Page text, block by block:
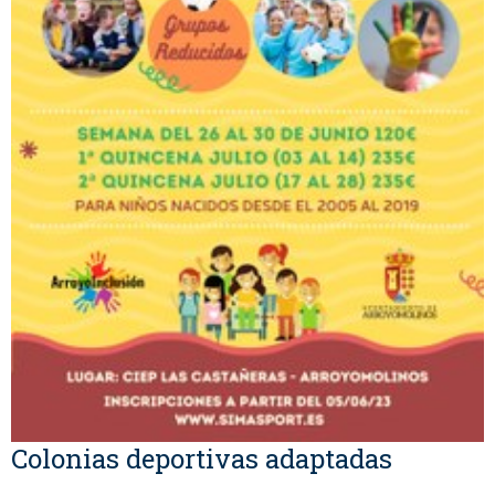
Colonias deportivas adaptadas